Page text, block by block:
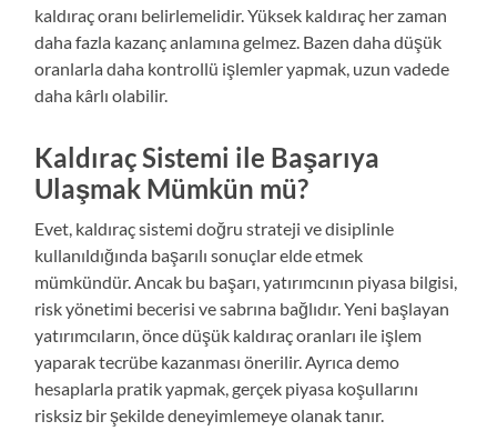
kaldıraç oranı belirlemelidir. Yüksek kaldıraç her zaman
daha fazla kazanç anlamına gelmez. Bazen daha düşük
oranlarla daha kontrollü işlemler yapmak, uzun vadede
daha kârlı olabilir.
Kaldıraç Sistemi ile Başarıya
Ulaşmak Mümkün mü?
Evet, kaldıraç sistemi doğru strateji ve disiplinle
kullanıldığında başarılı sonuçlar elde etmek
mümkündür. Ancak bu başarı, yatırımcının piyasa bilgisi,
risk yönetimi becerisi ve sabrına bağlıdır. Yeni başlayan
yatırımcıların, önce düşük kaldıraç oranları ile işlem
yaparak tecrübe kazanması önerilir. Ayrıca demo
hesaplarla pratik yapmak, gerçek piyasa koşullarını
risksiz bir şekilde deneyimlemeye olanak tanır.